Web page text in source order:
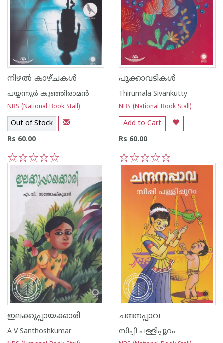
നിഴൽ കാഴ്ചകൾ
പയ്യന്നൂര്‍ കുഞ്ഞിരാമന്‍
NBS (National Book Stall)
Out of Stock
Rs 60.00
5
4
3
2
1
പൂക്കാവടികൾ
Thirumala Sivankutty
NBS (National Book Stall)
Add to Cart
Rs 60.00
5
4
3
2
1
ഇലക്കുപ്പായക്കാരി
A V Santhoshkumar
ചന്ദനപ്പാവ
സിപ്പി പള്ളിപ്പുറം